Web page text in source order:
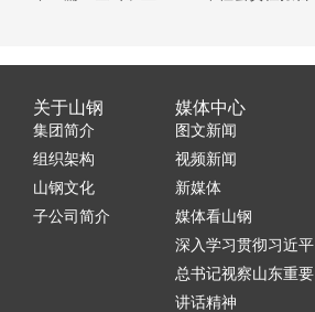
关于山钢
集团简介
组织架构
山钢文化
子公司简介
媒体中心
图文新闻
视频新闻
新媒体
媒体看山钢
深入学习贯彻习近平
总书记视察山东重要
讲话精神